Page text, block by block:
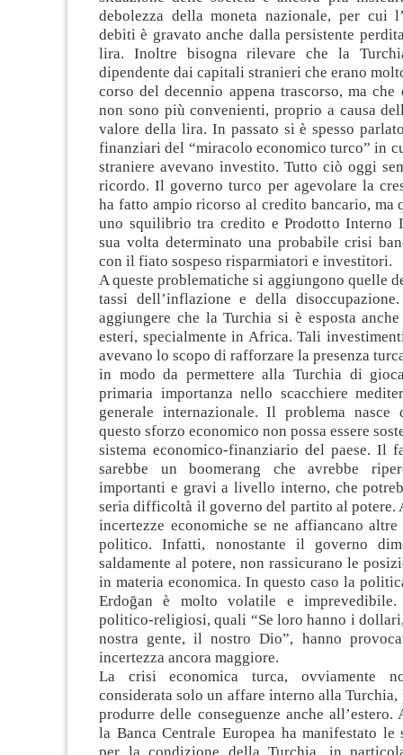
debolezza della moneta nazionale, per cui
debiti è gravato anche dalla persistente
lira. Inoltre bisogna rilevare che la
dipendente dai capitali stranieri che erano
corso del decennio appena trascorso, ma
non sono più convenienti, proprio a causa
valore della lira. In passato si è spesso
finanziari del “miracolo economico turco” in
straniere avevano investito. Tutto ciò oggi
ricordo. Il governo turco per agevolare la
ha fatto ampio ricorso al credito bancario, ma
uno squilibrio tra credito e Prodotto Interno
sua volta determinato una probabile crisi
con il fiato sospeso risparmiatori e investitori.
A queste problematiche si aggiungono quelle
tassi dell’inflazione e della
aggiungere che la Turchia si è esposta
esteri, specialmente in Africa. Tali
avevano lo scopo di rafforzare la presenza
in modo da permettere alla Turchia di
primaria importanza nello scacchiere
generale internazionale. Il problema nasce
questo sforzo economico non possa essere
sistema economico-finanziario del paese. Il
sarebbe un boomerang che avrebbe
importanti e gravi a livello interno, che
seria difficoltà il governo del partito al potere.
incertezze economiche se ne affiancano
politico. Infatti, nonostante il governo
saldamente al potere, non rassicurano le
in materia economica. In questo caso la
Erdoğan è molto volatile e
politico-religiosi, quali “Se loro hanno i
nostra gente, il nostro Dio”, hanno
incertezza ancora maggiore.
La crisi economica turca, ovviamente
considerata solo un affare interno alla Turchia,
produrre delle conseguenze anche all’estero.
la Banca Centrale Europea ha manifestato le